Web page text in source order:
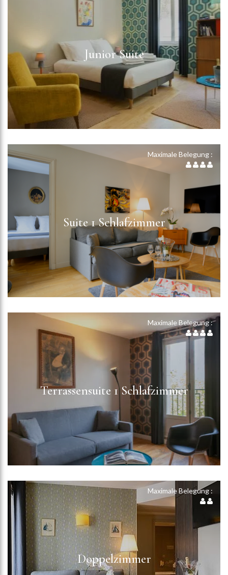
Junior Suite
Maximale Belegung :
Suite 1 Schlafzimmer
Maximale Belegung :
Terrassensuite 1 Schlafzimmer
Maximale Belegung :
Doppelzimmer